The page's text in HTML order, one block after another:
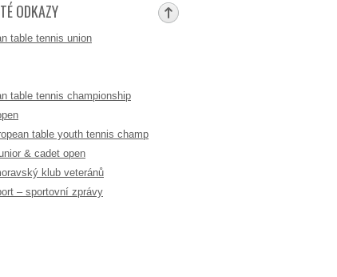
ODKAZY
table tennis union
table tennis championship
table youth tennis champ
& cadet open
klub veteránů
– sportovní zprávy